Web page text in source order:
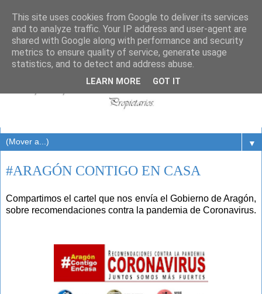
▼
#ARAGÓN CONTIGO EN CASA
Compartimos el cartel que nos envía el Gobierno de Aragón,
sobre recomendaciones contra la pandemia de Coronavirus.
This site uses cookies from Google to deliver its services
and to analyze traffic. Your IP address and user-agent are
shared with Google along with performance and security
metrics to ensure quality of service, generate usage
statistics, and to detect and address abuse.
LEARN MORE GOT IT